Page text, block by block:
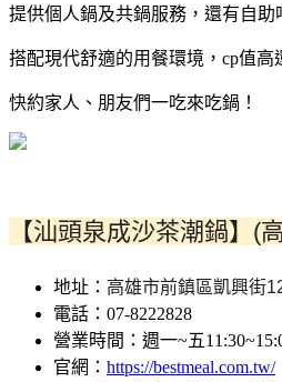
提供個人鍋及共鍋服務，還有自助
搭配現代舒適的用餐環境，cp值高
快約家人、朋友們一吃來吃鍋！
【汕頭泉成沙茶潮鍋】(
地址： 高雄市前鎮區凱興街
電話：07-8222828
營業時間：週一~五
官網： https://bestmeal.com.tw/